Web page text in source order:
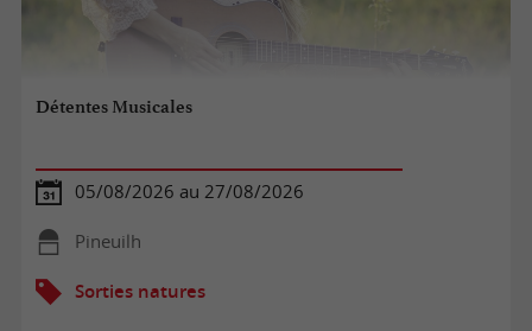
Détentes Musicales
05/08/2026 au 27/08/2026
Pineuilh
Sorties natures